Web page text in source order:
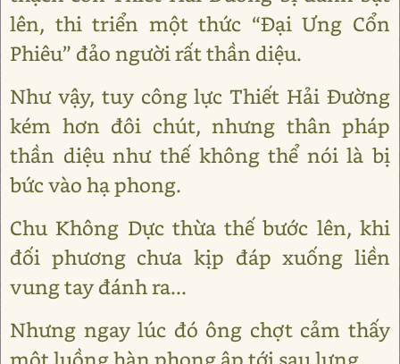
lên, thi triển một thức “Đại Ưng Cổn
Phiêu” đảo người rất thần diệu.
Như vậy, tuy công lực Thiết Hải Đường
kém hơn đôi chút, nhưng thân pháp
thần diệu như thế không thể nói là bị
bức vào hạ phong.
Chu Không Dực thừa thế bước lên, khi
đối phương chưa kịp đáp xuống liền
vung tay đánh ra...
Nhưng ngay lúc đó ông chợt cảm thấy